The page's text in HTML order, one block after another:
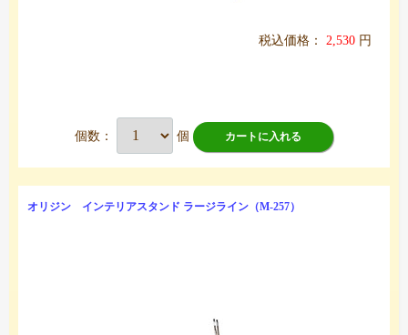
税込価格： 2,530 円
個数： 個 カートに入れる
オリジン インテリアスタンド ラージライン（M-257）